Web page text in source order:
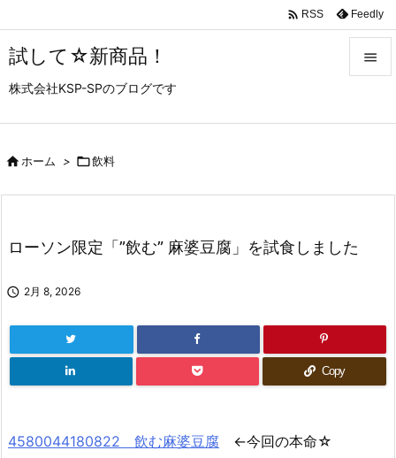
試して☆新商品！
株式会社KSP-SPのブログです

 RSS Feedly
ホーム > 飲料
ローソン限定「”飲む” 麻婆豆腐」を試食しました
 2月 8, 2026
Copy
4580044180822 飲む麻婆豆腐 ←今回の本命☆